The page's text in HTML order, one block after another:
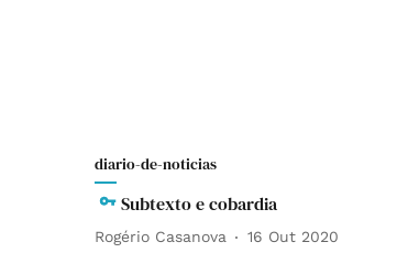
diario-de-noticias
Subtexto e cobardia
Rogério Casanova 16 Out 2020